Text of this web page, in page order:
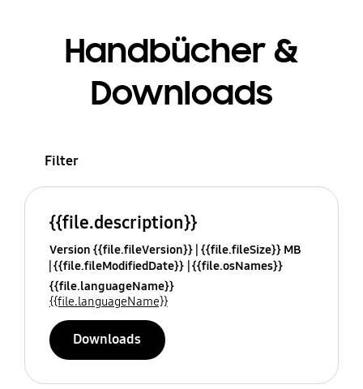
Handbücher &
Downloads
Filter
{{file.description}}
Version {{file.fileVersion}} {{file.fileSize}} MB
{{file.fileModifiedDate}} {{file.osNames}}
{{file.languageName}}
{{file.languageName}}
Downloads